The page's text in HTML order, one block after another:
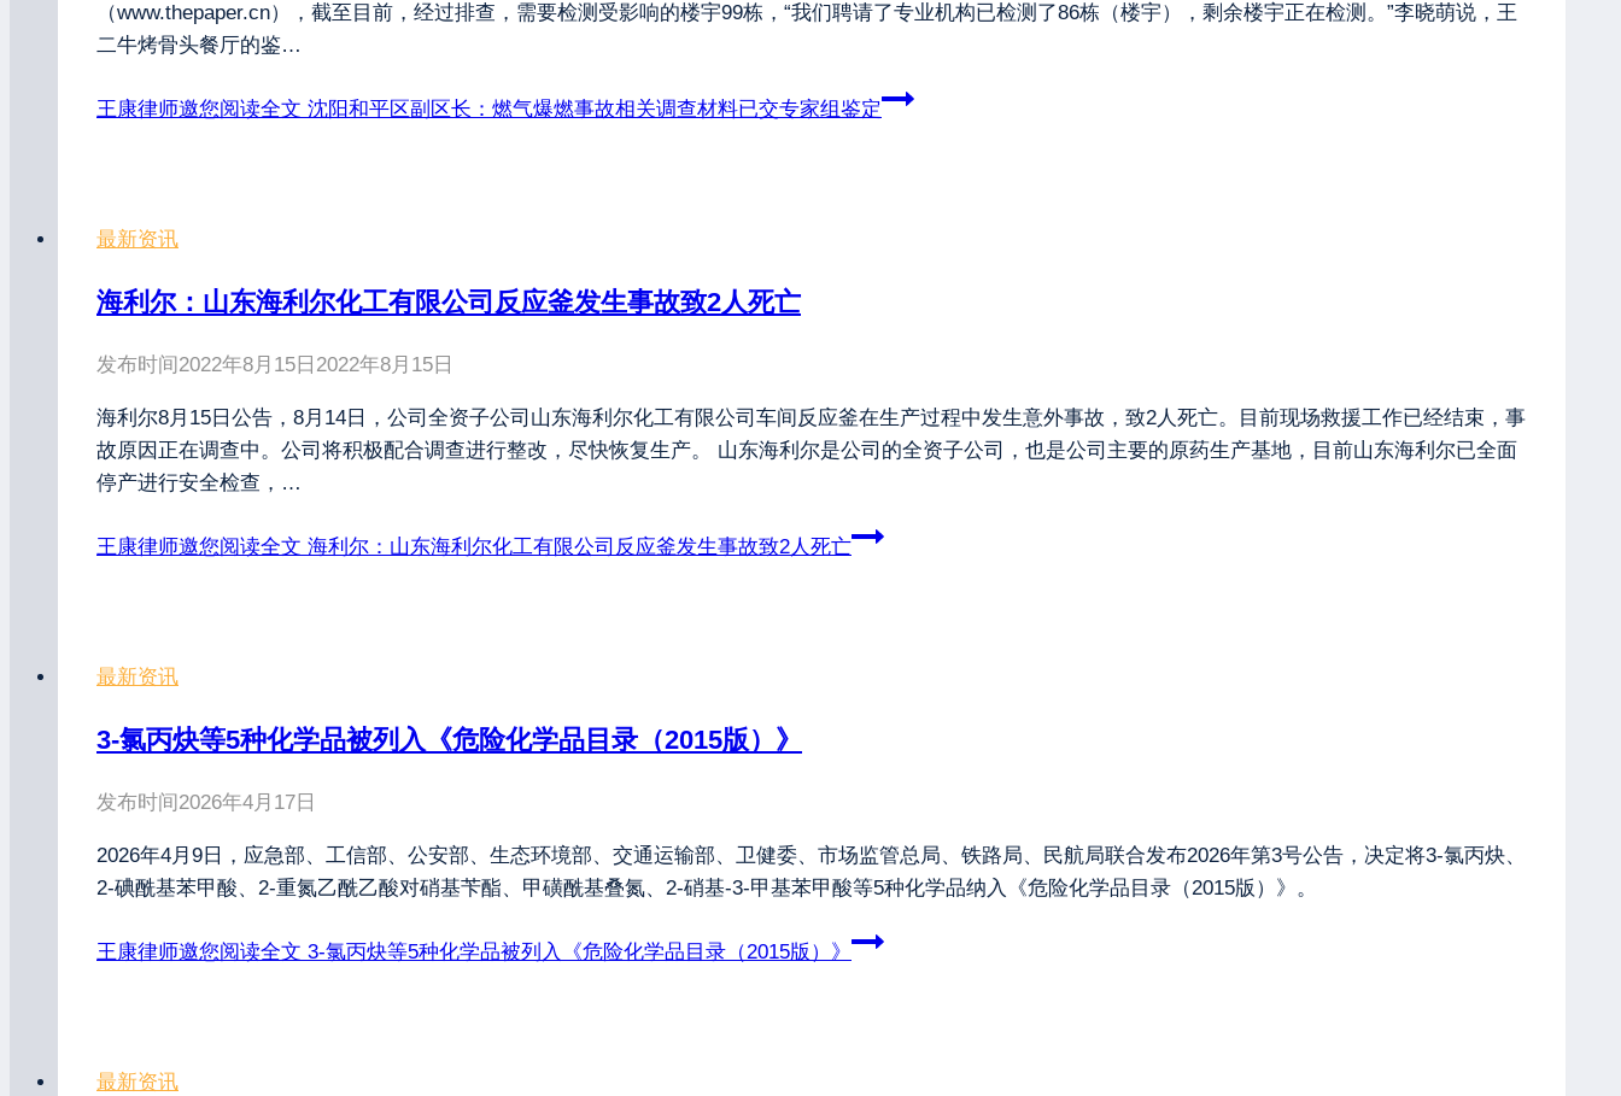
（www.thepaper.cn），截至目前，经过排查，需要检测受影响的楼宇99栋，“我们聘请了专业机构已检测了86栋（楼宇），剩余楼宇正在检测。”李晓萌说，王
二牛烤骨头餐厅的鉴…
王康律师邀您阅读全文 沈阳和平区副区长：燃气爆燃事故相关调查材料已交专家组鉴定
最新资讯
海利尔：山东海利尔化工有限公司反应釜发生事故致2人死亡
发布时间 2022年8月15日 2022年8月15日
海利尔8月15日公告，8月14日，公司全资子公司山东海利尔化工有限公司车间反应釜在生产过程中发生意外事故，致2人死亡。目前现场救援工作已经结束，事
故原因正在调查中。公司将积极配合调查进行整改，尽快恢复生产。 山东海利尔是公司的全资子公司，也是公司主要的原药生产基地，目前山东海利尔已全面
停产进行安全检查，…
王康律师邀您阅读全文 海利尔：山东海利尔化工有限公司反应釜发生事故致2人死亡
最新资讯
3-氯丙炔等5种化学品被列入《危险化学品目录（2015版）》
发布时间 2026年4月17日
2026年4月9日，应急部、工信部、公安部、生态环境部、交通运输部、卫健委、市场监管总局、铁路局、民航局联合发布2026年第3号公告，决定将3-氯丙炔、
2-碘酰基苯甲酸、2-重氮乙酰乙酸对硝基苄酯、甲磺酰基叠氮、2-硝基-3-甲基苯甲酸等5种化学品纳入《危险化学品目录（2015版）》。
王康律师邀您阅读全文 3-氯丙炔等5种化学品被列入《危险化学品目录（2015版）》
最新资讯